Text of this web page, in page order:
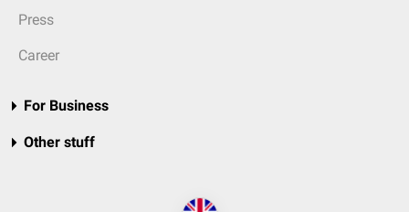
Press
Career
For Business
Other stuff